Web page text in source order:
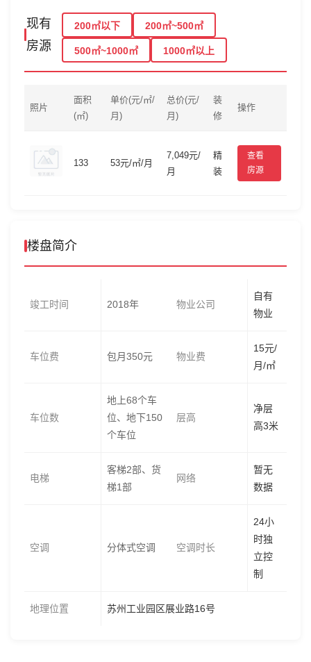
现有
房源
200㎡以下 200㎡~500㎡
500㎡~1000㎡ 1000㎡以上
照片
面积
(㎡)
单价(元/㎡/
月)
总价(元/
月)
装
修
操作
133 53元/㎡/月
7,049元/
月
精
装
查看
房源
楼盘简介
竣工时间 2018年 物业公司
自有
物业
车位费 包月350元 物业费
15元/
月/㎡
车位数
地上68个车
位、地下150
个车位
层高
净层
高3米
电梯
客梯2部、货
梯1部
网络
暂无
数据
空调 分体式空调 空调时长
24小
时独
立控
制
地理位置 苏州工业园区展业路16号